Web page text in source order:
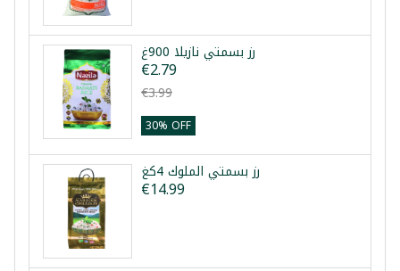
رز بسمتي نازيلا 900غ
€2.79
€3.99
30% OFF
رز بسمتي الملوك 4كغ
€14.99